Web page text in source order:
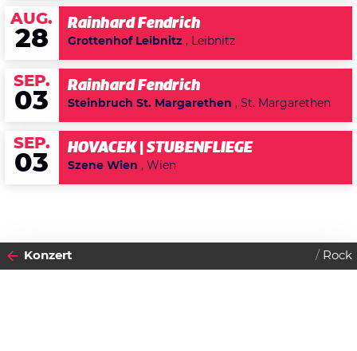
AUG.
28
Rainhard Fendrich
Grottenhof Leibnitz , Leibnitz
SEP.
03
Rainhard Fendrich
Steinbruch St. Margarethen , St. Margarethen
SEP.
03
HOVACEK | STUBENFLIEGE
Szene Wien , Wien
Konzert Rock